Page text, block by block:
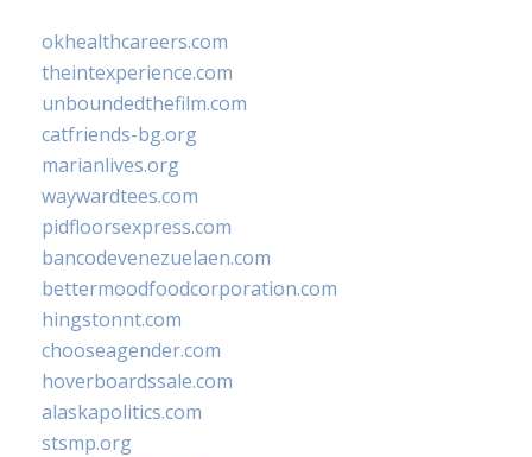
okhealthcareers.com
theintexperience.com
unboundedthefilm.com
catfriends-bg.org
marianlives.org
waywardtees.com
pidfloorsexpress.com
bancodevenezuelaen.com
bettermoodfoodcorporation.com
hingstonnt.com
chooseagender.com
hoverboardssale.com
alaskapolitics.com
stsmp.org